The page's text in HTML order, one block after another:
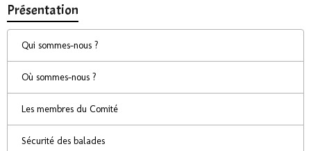
Présentation
Qui sommes-nous ?
Où sommes-nous ?
Les membres du Comité
Sécurité des balades